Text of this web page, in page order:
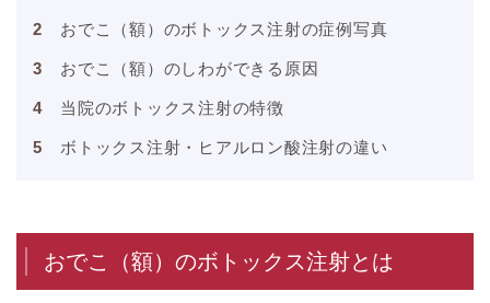
おでこ（額）のボトックス注射の症例写真
おでこ（額）のしわができる原因
当院のボトックス注射の特徴
ボトックス注射・ヒアルロン酸注射の違い
おでこ（額）のボトックス注射とは